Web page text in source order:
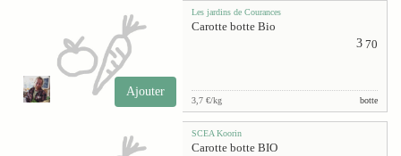
Ajouter
Les jardins de Courances
Carotte botte Bio
3 70
3,7 €/kg botte
SCEA Koorin
Carotte botte BIO